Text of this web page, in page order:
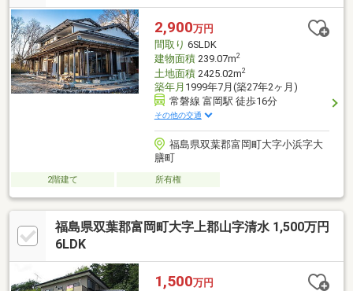
2,900万円
間取り 6SLDK
建物面積239.07m2
土地面積2425.02m2
築年月 1999年7月(築27年2ヶ月)
常磐線 富岡駅 徒歩16分
その他の交通
福島県双葉郡富岡町大字小浜字大
膳町
2階建て 所有権
福島県双葉郡富岡町大字上郡山字清水 1,500万円
6LDK
1,500万円